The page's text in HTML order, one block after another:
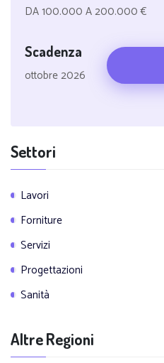
DA 100.000 A 200.000 €
Scadenza
ottobre 2026
Settori
Lavori
Forniture
Servizi
Progettazioni
Sanità
Altre Regioni